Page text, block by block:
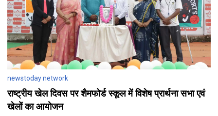
newstoday network
राष्ट्रीय खेल दिवस पर शैमफोर्ड स्कूल में विशेष प्रार्थना सभा एवं
खेलों का आयोजन